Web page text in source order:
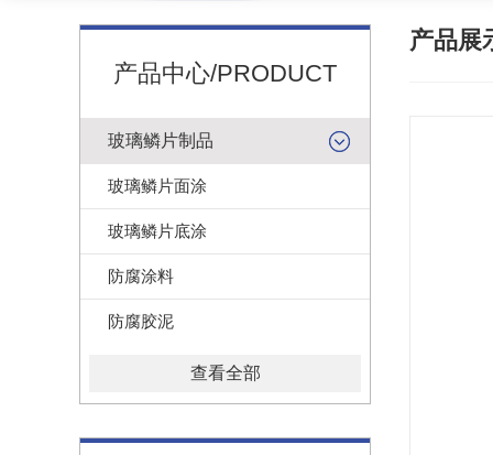
产品中心/PRODUCT
玻璃鳞片制品
玻璃鳞片面涂
玻璃鳞片底涂
防腐涂料
防腐胶泥
查看全部
产品展